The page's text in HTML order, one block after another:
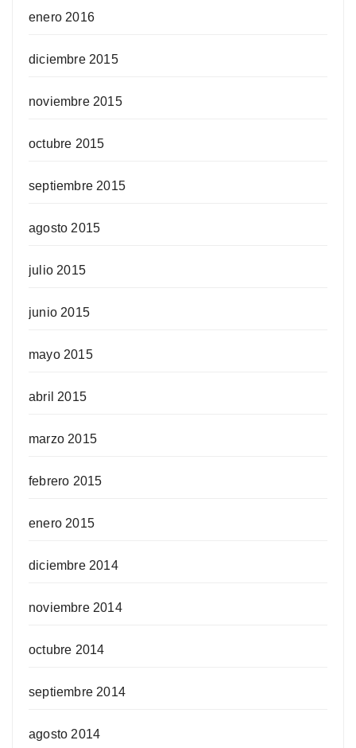
enero 2016
diciembre 2015
noviembre 2015
octubre 2015
septiembre 2015
agosto 2015
julio 2015
junio 2015
mayo 2015
abril 2015
marzo 2015
febrero 2015
enero 2015
diciembre 2014
noviembre 2014
octubre 2014
septiembre 2014
agosto 2014